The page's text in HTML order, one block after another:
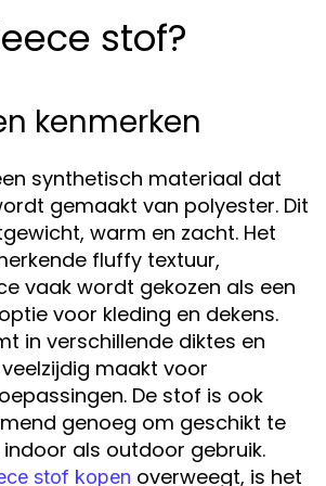
stof?
kenmerken
synthetisch materiaal dat
gemaakt van polyester. Dit
warm en zacht. Het
fluffy textuur,
vaak wordt gekozen als een
voor kleding en dekens.
in verschillende diktes en
maakt voor
De stof is ook
genoeg om geschikt te
als outdoor gebruik.
stof kopen overweegt, is het